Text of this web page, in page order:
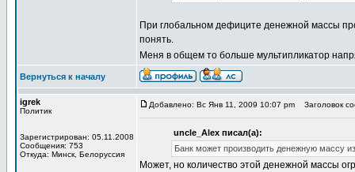
При глобальном дефиците денежной массы
понять.
Меня в общем то больше мультипликатор
Вернуться к началу
igrek
Политик
Зарегистрирован: 05.11.2008
Сообщения: 753
Откуда: Минск, Белоруссия
Добавлено: Вс Янв 11, 2009 10:07 pm Заголовок
uncle_Alex писал(а):
Банк может производить денежную массу
Может, но количество этой денежной массы